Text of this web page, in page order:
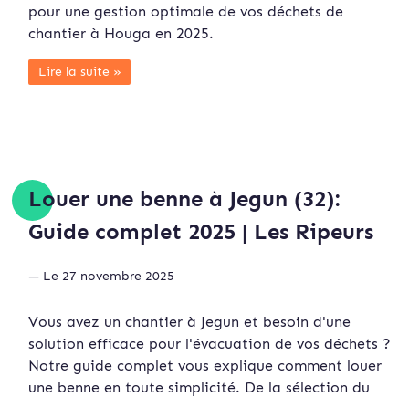
pour une gestion optimale de vos déchets de
chantier à Houga en 2025.
Lire la suite »
Louer une benne à Jegun (32):
Guide complet 2025 | Les Ripeurs
— Le 27 novembre 2025
Vous avez un chantier à Jegun et besoin d'une
solution efficace pour l'évacuation de vos déchets ?
Notre guide complet vous explique comment louer
une benne en toute simplicité. De la sélection du